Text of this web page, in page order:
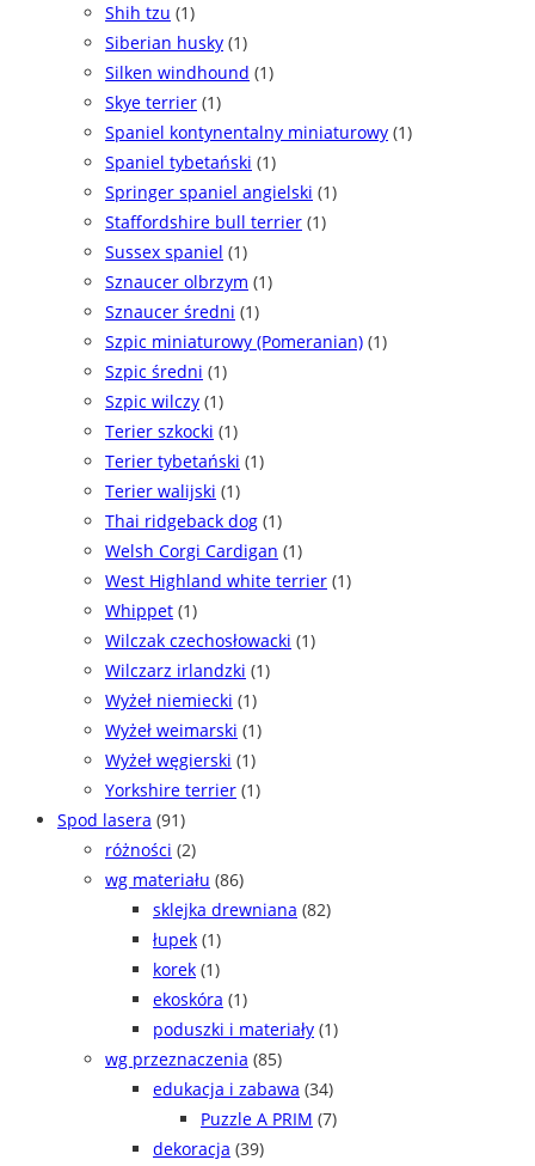
Shih tzu (1)
Siberian husky (1)
Silken windhound (1)
Skye terrier (1)
Spaniel kontynentalny miniaturowy (1)
Spaniel tybetański (1)
Springer spaniel angielski (1)
Staffordshire bull terrier (1)
Sussex spaniel (1)
Sznaucer olbrzym (1)
Sznaucer średni (1)
Szpic miniaturowy (Pomeranian) (1)
Szpic średni (1)
Szpic wilczy (1)
Terier szkocki (1)
Terier tybetański (1)
Terier walijski (1)
Thai ridgeback dog (1)
Welsh Corgi Cardigan (1)
West Highland white terrier (1)
Whippet (1)
Wilczak czechosłowacki (1)
Wilczarz irlandzki (1)
Wyżeł niemiecki (1)
Wyżeł weimarski (1)
Wyżeł węgierski (1)
Yorkshire terrier (1)
Spod lasera (91)
różności (2)
wg materiału (86)
sklejka drewniana (82)
łupek (1)
korek (1)
ekoskóra (1)
poduszki i materiały (1)
wg przeznaczenia (85)
edukacja i zabawa (34)
Puzzle A PRIM (7)
dekoracja (39)